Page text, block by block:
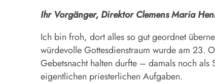
Ihr Vorgänger, Direktor Clemens Maria
Ich bin froh, dort alles so gut geordnet
würdevolle Gottesdienstraum wurde am 23.
Gebetsnacht halten durfte – damals noch
eigentlichen priesterlichen Aufgaben.